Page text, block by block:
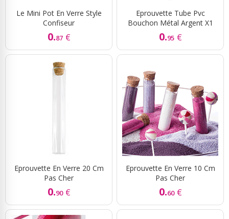
Le Mini Pot En Verre Style
Confiseur
0.87 €
Eprouvette Tube Pvc
Bouchon Métal Argent X1
0.95 €
Eprouvette En Verre 20 Cm
Pas Cher
0.90 €
Eprouvette En Verre 10 Cm
Pas Cher
0.60 €